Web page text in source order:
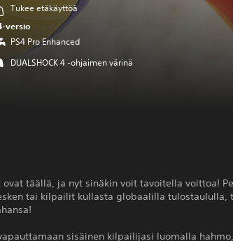
Tukee etäkäyttöä
versio
PS4 Pro Enhanced
DUALSHOCK 4 -ohjaimen värinä
täällä, ja nyt sinäkin voit tavoitella voittoa!
tai kilpailit kullasta globaalilla tulostaululla,
sisäinen kilpailijasi luomalla